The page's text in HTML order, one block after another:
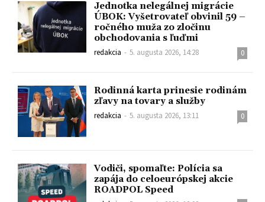
Jednotka nelegálnej migrácie
ÚBOK: Vyšetrovateľ obvinil 59 –
ročného muža zo zločinu
obchodovania s ľuďmi
redakcia - 5. augusta 2026, 14:28 0
Rodinná karta prinesie rodinám
zľavy na tovary a služby
redakcia - 5. augusta 2026, 13:11 0
Vodiči, spomaľte: Polícia sa
zapája do celoeurópskej akcie
ROADPOL Speed